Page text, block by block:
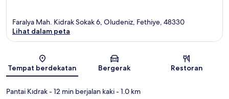
Peta
Faralya Mah. Kidrak Sokak 6, Oludeniz, Fethiye, 48330
Lihat dalam peta
Tempat berdekatan Bergerak Restoran
Pantai Kıdrak- 12 min berjalan kaki- 1.0 km